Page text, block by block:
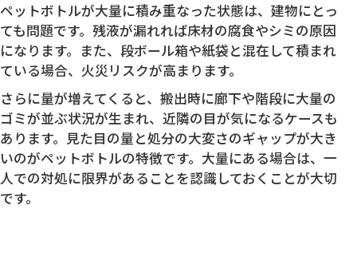
ペットボトルが大量に積み重なった状態は、建物にとっ
ても問題です。残液が漏れれば床材の腐食やシミの原因
になります。また、段ボール箱や紙袋と混在して積まれ
ている場合、火災リスクが高まります。
さらに量が増えてくると、搬出時に廊下や階段に大量の
ゴミが並ぶ状況が生まれ、近隣の目が気になるケースも
あります。見た目の量と処分の大変さのギャップが大き
いのがペットボトルの特徴です。大量にある場合は、一
人での対処に限界があることを認識しておくことが大切
です。